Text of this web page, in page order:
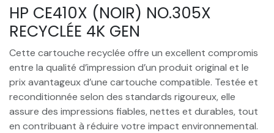
HP CE410X (NOIR) NO.305X
RECYCLÉE 4K GEN
Cette cartouche recyclée offre un excellent compromis
entre la qualité d’impression d’un produit original et le
prix avantageux d’une cartouche compatible. Testée et
reconditionnée selon des standards rigoureux, elle
assure des impressions fiables, nettes et durables, tout
en contribuant à réduire votre impact environnemental.